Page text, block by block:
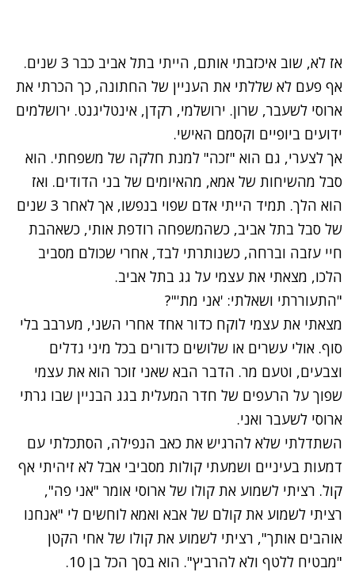
אז לא, שוב איכזבתי אותם, הייתי בתל אביב כבר 3 שנים.
אף פעם לא שללתי את העניין של החתונה, כך הכרתי את
ארוסי לשעבר, שרון. ירושלמי, רקדן, אינטליגנט. ירושלמים
ידועים ביופיים וקסמם האישי.
אך לצערי, גם הוא "זכה" למנת חלקה של משפחתי. הוא
סבל מהשיחות של אמא, מהאיומים של בני הדודים. ואז
הוא הלך. תמיד הייתי אדם שפוי בנפשו, אך לאחר 3 שנים
של סבל בתל אביב, כשהמשפחה רודפת אותי, כשאהבת
חיי עזבה וברחה, כשנותרתי לבד, אחרי שכולם מסביב
הלכו, מצאתי את עצמי על גג בתל אביב.
"התעוררתי ושאלתי: 'אני מת'"?
מצאתי את עצמי לוקח כדור אחד אחרי השני, מערבב בלי
סוף. אולי עשרים או שלושים כדורים בכל מיני גדלים
וצבעים, וטעם מר. הדבר הבא שאני זוכר הוא את עצמי
שפוך על הרעפים של חדר המעלית בגג הבניין שבו גרתי
ארוסי לשעבר ואני.
השתדלתי שלא להרגיש את כאב הנפילה, הסתכלתי עם
דמעות בעיניים ושמעתי קולות מסביבי אבל לא זיהיתי אף
קול. רציתי לשמוע את קולו של ארוסי אומר "אני פה",
רציתי לשמוע את קולם של אבא ואמא לוחשים לי "אנחנו
אוהבים אותך", רציתי לשמוע את קולו של אחי הקטן
"מבטיח ללטף ולא להרביץ". הוא בסך הכל בן 10.